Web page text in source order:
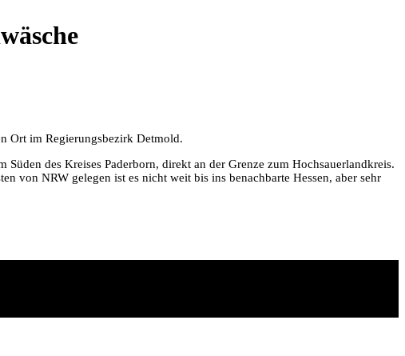
Ort im Regierungsbezirk Detmold.
des Kreises Paderborn, direkt an der Grenze zum Hochsauerlandkreis.
von NRW gelegen ist es nicht weit bis ins benachbarte Hessen, aber sehr